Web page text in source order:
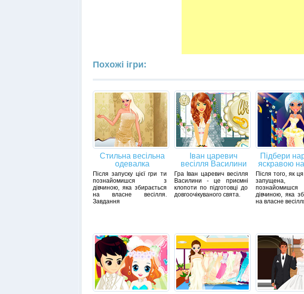
Похожі ігри:
Стильна весільна
одевалка
Після запуску цієї гри ти
познайомишся з
дівчиною, яка збирається
на власне весілля.
Завдання
Іван царевич
весілля Василини
Гра Іван царевич весілля
Василини - це приємні
клопоти по підготовці до
довгоочікуваного свята.
Підбери
яскравою
Після того, як
дівчиною, яка
на власне